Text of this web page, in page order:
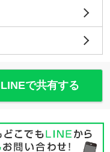
LINEで共有する